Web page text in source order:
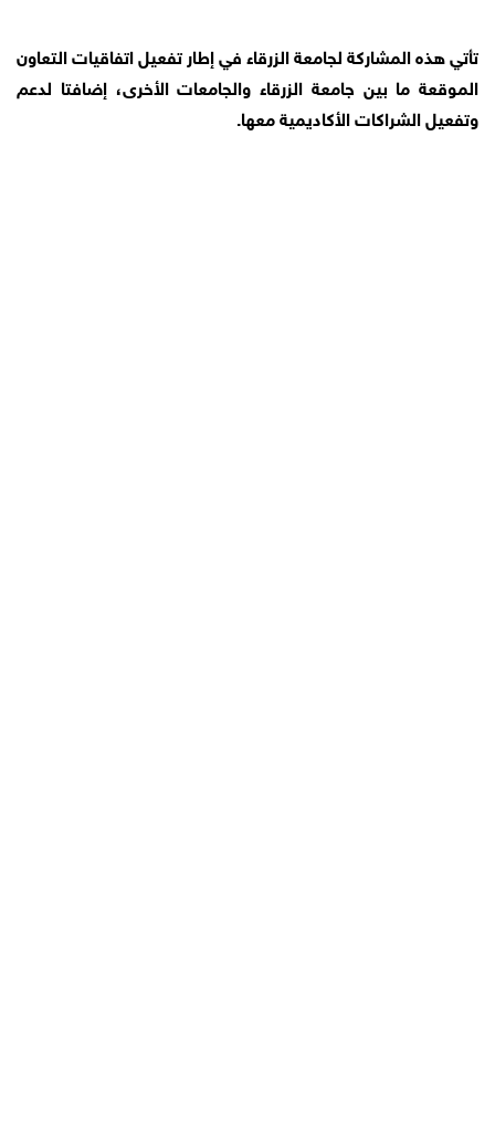
تأتي هذه المشاركة لجامعة الزرقاء في إطار تفعيل اتفاقيات التعاون
الموقعة ما بين جامعة الزرقاء والجامعات الأخرى، إضافتا لدعم
وتفعيل الشراكات الأكاديمية معها.